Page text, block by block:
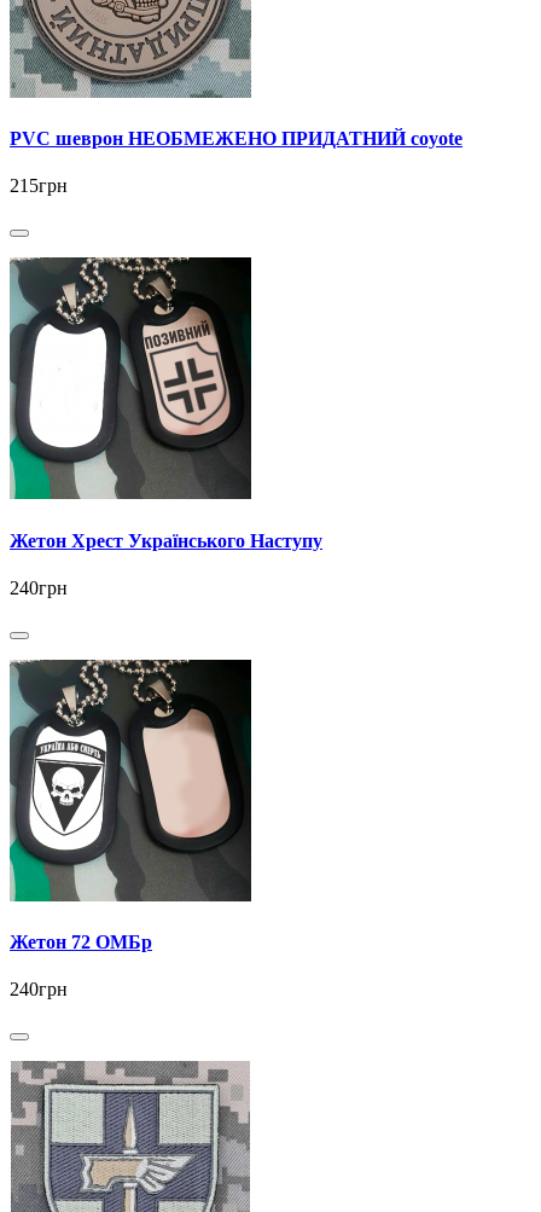
PVC шеврон НЕОБМЕЖЕНО ПРИДАТНИЙ coyote
215грн
Жетон Хрест Українського Наступу
240грн
Жетон 72 ОМБр
240грн